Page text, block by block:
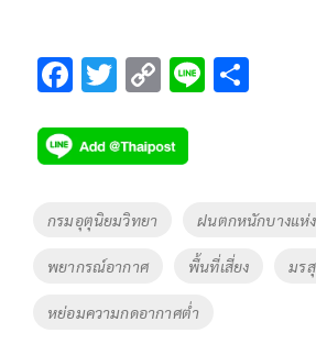
F
e
b
o
k
T
tt
er
C
p
y
Li
Tags
กรมอุตุนิยมวิทยา ฝนตกหนักบางแห่ง
พยากรณ์อากาศ พื้นที่เสี่ยง มร
หย่อมความกดอากาศต่ำ